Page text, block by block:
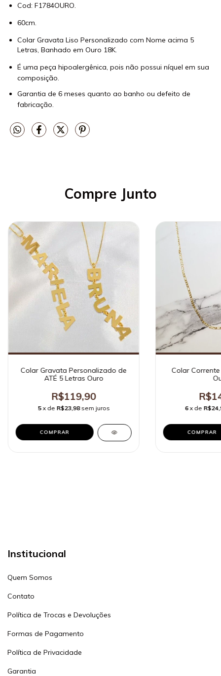
Cod: F1784OURO.
60cm.
Colar Gravata Liso Personalizado com Nome acima 5
Letras, Banhado em Ouro 18K.
É uma peça hipoalergênica, pois não possui níquel em sua
composição.
Garantia de 6 meses quanto ao banho ou defeito de
fabricação.
Compre Junto
Colar Gravata Personalizado de
ATÉ 5 Letras Ouro
R$119,90
5 x de R$23,98 sem juros
Colar
6 x de
Institucional
Quem Somos
Contato
Política de Trocas e Devoluções
Formas de Pagamento
Política de Privacidade
Garantia